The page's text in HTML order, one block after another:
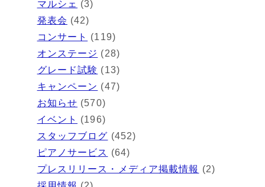
マルシェ (3)
発表会 (42)
コンサート
(119)
オンステージ (28)
グレード試験 (13)
キャンペーン (47)
お知らせ (570)
イベント
(196)
スタッフブログ (452)
ピアノサービス (64)
プレスリリース・メディア掲載情報 (2)